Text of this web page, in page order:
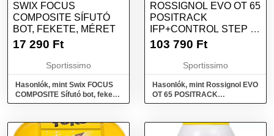
SWIX FOCUS
COMPOSITE SÍFUTÓ
BOT, FEKETE, MÉRET
17 290 Ft
Sportissimo
Hasonlók, mint Swix FOCUS
COMPOSITE Sífutó bot, fekete,
méret
ROSSIGNOL EVO OT 65
POSITRACK
IFP+CONTROL STEP IN
KLASSZIKUS
MÁSZÓBŐRREL,
103 790 Ft
Sportissimo
Hasonlók, mint Rossignol EVO
OT 65 POSITRACK
IFP+CONTROL STEP IN
mászóbőrrel, fekete, méret